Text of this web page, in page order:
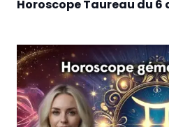
Horoscope Taureau du 6